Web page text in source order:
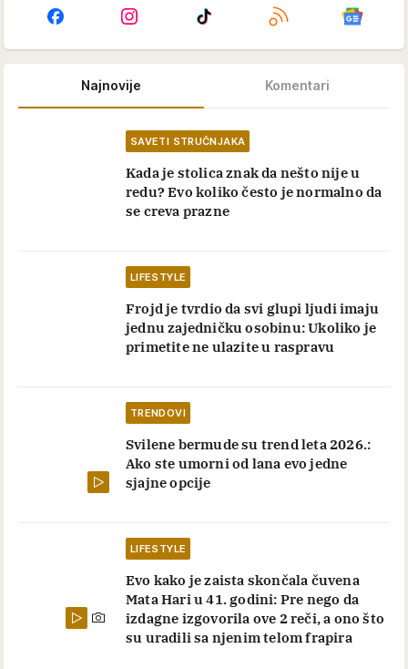
Najnovije Komentari
SAVETI STRUČNJAKA
Kada je stolica znak da nešto nije u
redu? Evo koliko često je normalno da
se creva prazne
LIFESTYLE
Frojd je tvrdio da svi glupi ljudi imaju
jednu zajedničku osobinu: Ukoliko je
primetite ne ulazite u raspravu
TRENDOVI
Svilene bermude su trend leta 2026.:
Ako ste umorni od lana evo jedne
sjajne opcije
LIFESTYLE
Evo kako je zaista skončala čuvena
Mata Hari u 41. godini: Pre nego da
izdagne izgovorila ove 2 reči, a ono što
su uradili sa njenim telom frapira